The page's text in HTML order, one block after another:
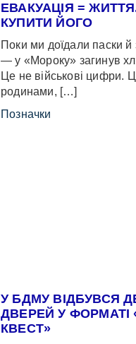
ЕВАКУАЦІЯ =
КУПИТИ ЙОГО
Поки ми доїдали паски
— у «Мороку» загинув
Це не військові цифри.
родинами, […]
Позначки
У БДМУ ВІДБУВСЯ
ДВЕРЕЙ У
КВЕСТ»